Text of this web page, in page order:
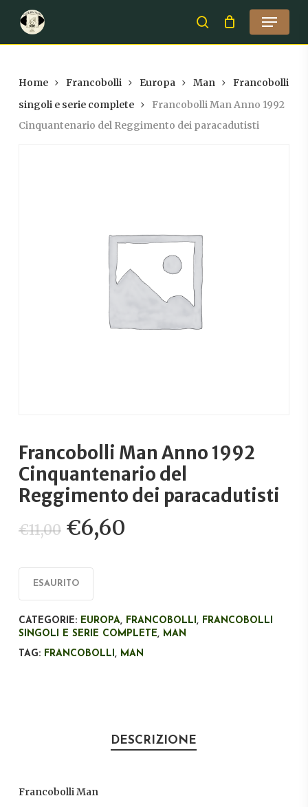
main
search
Menu
Home Francobolli Europa Man
Francobolli
singoli e serie complete
Francobolli Man Anno 1992
Cinquantenario del Reggimento dei paracadutisti
Francobolli Man Anno 1992
Cinquantenario del
Reggimento dei paracadutisti
€11,00 Il
prezzo
originale
era:
€11,00.
€6,60
€6,60.
ESAURITO
CATEGORIE: EUROPA, FRANCOBOLLI, FRANCOBOLLI
SINGOLI E SERIE COMPLETE, MAN
TAG: FRANCOBOLLI, MAN
DESCRIZIONE
Francobolli Man
Close